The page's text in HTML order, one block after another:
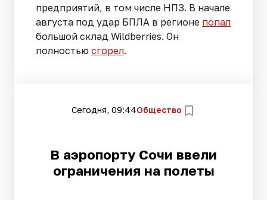
предприятий, в том числе НПЗ. В начале
августа под удар БПЛА в регионе попал
большой склад Wildberries. Он
полностью сгорел.
Сегодня, 09:44Общество
В аэропорту Сочи ввели
ограничения на полеты